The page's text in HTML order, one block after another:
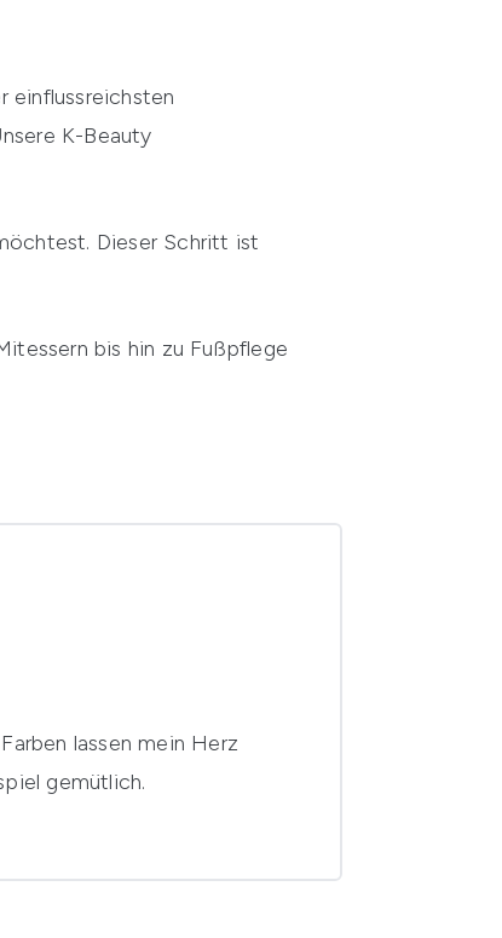
einflussreichsten
K-Beauty
Dieser Schritt ist
bis hin zu Fußpflege
lassen mein Herz
gemütlich.